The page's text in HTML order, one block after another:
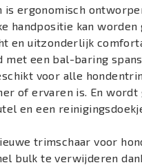
is ergonomisch
handpositie kan worden
en uitzonderlijk
met een bal-baring
voor alle
of ervaren is. En wordt
en een
trimschaar voor
bulk te verwijderen